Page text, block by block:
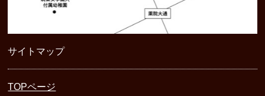
サイトマップ
TOPページ